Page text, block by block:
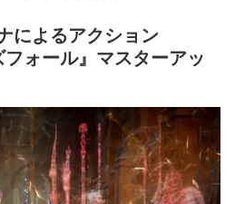
によるアクション
ォール』マスターアッ